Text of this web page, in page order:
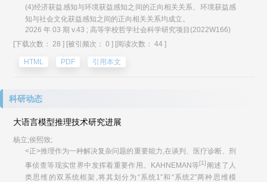
(4)经济获益感知与环境获益感知之间的正向相关关系、环境获益感
知与社会文化获益感知之间的正向相关关系均成立。
2026 年 03 期 v.43 ; 高等学校哲学社会科学研究项目(2022W166)
[下载次数： 28 ] [被引频次： 0 ] [阅读次数： 44 ]
HTML PDF 引用本文
科研动态
大语言模型推理技术研究进展
杨立;侯熙致;
<正>推理作为一种解决复杂问题的重要能力,在谈判、医疗诊断、刑
事侦查等现实世界中发挥着重要作用。KAHNEMAN等[1] 阐述了人
类思维的双系统框架,将其划分为“系统1”和“系统2”两种思维模